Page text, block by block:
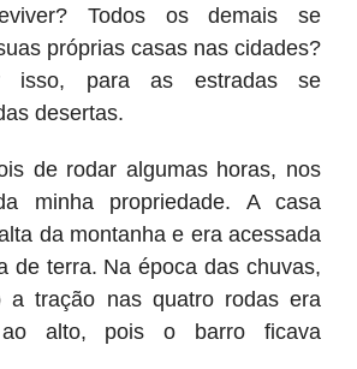
Todos os demais se
próprias casas nas cidades?
isso, para as estradas se
desertas.
algumas horas, nos
minha propriedade. A casa
da montanha e era acessada
de terra. Na época das chuvas,
a tração nas quatro rodas era
alto, pois o barro ficava